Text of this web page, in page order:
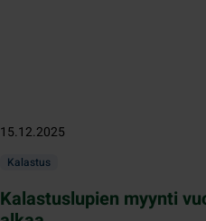
15.12.2025
Kalastus
Kalastuslupien myynti